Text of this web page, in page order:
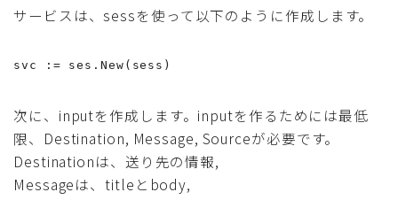
サービスは、sessを使って以下のように作成します。
svc := ses.New(sess)
次に、inputを作成します。inputを作るためには最低
限、Destination, Message, Sourceが必要です。
Destinationは、送り先の情報,
Messageは、titleとbody,